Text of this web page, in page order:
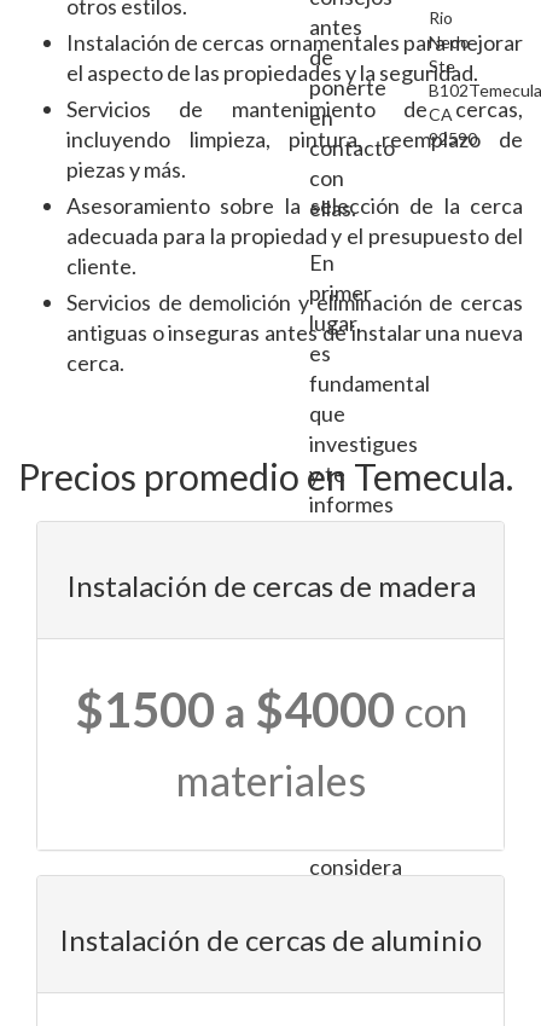
Rio
Nedo
Ste
CA
92590
antes
de
ponerte
en
contacto
con
ellas.
En
primer
lugar,
es
fundamental
que
investigues
y te
informes
empresas
zona
sus
considera
referencias
y
leer
otros estilos.
Instalación de cercas ornamentales para mejorar
el aspecto de las propiedades y la seguridad.
Servicios de mantenimiento de cercas,
incluyendo limpieza, pintura, reemplazo de
piezas y más.
Asesoramiento sobre la selección de la cerca
adecuada para la propiedad y el presupuesto del
cliente.
Servicios de demolición y eliminación de cercas
antiguas o inseguras antes de instalar una nueva
cerca.
Precios promedio en Temecula.
Instalación de cercas de madera
$1500 a $4000 con
materiales
Instalación de cercas de aluminio